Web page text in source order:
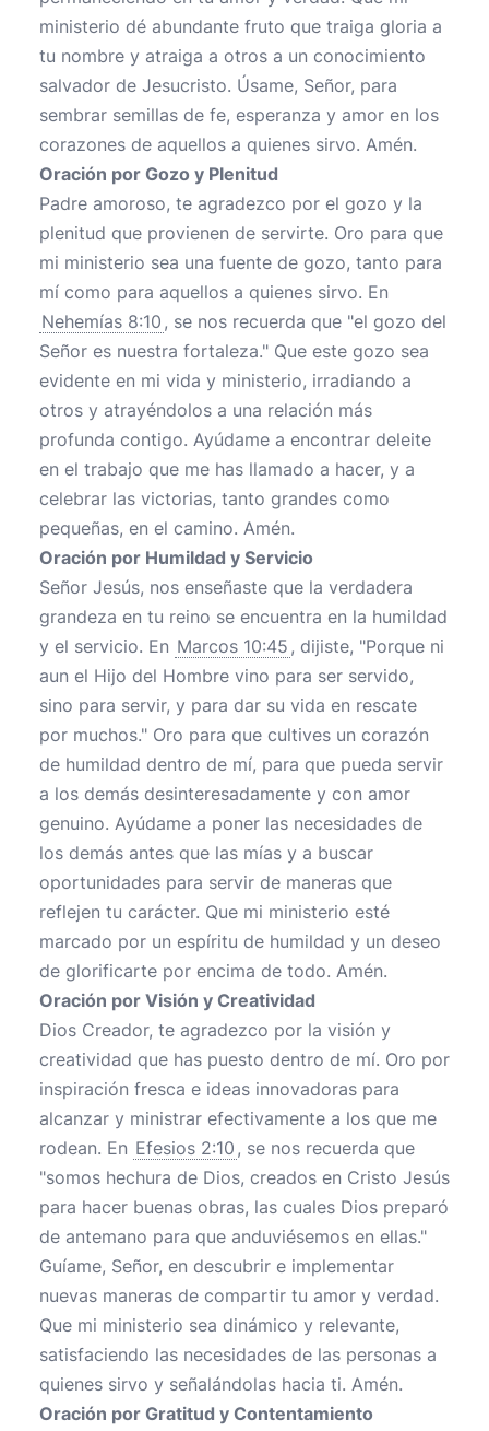
ministerio dé abundante fruto que traiga gloria a
tu nombre y atraiga a otros a un conocimiento
salvador de Jesucristo. Úsame, Señor, para
sembrar semillas de fe, esperanza y amor en los
corazones de aquellos a quienes sirvo. Amén.
Oración por Gozo y Plenitud
Padre amoroso, te agradezco por el gozo y la
plenitud que provienen de servirte. Oro para que
mi ministerio sea una fuente de gozo, tanto para
mí como para aquellos a quienes sirvo. En
Nehemías 8:10 , se nos recuerda que "el gozo del
Señor es nuestra fortaleza." Que este gozo sea
evidente en mi vida y ministerio, irradiando a
otros y atrayéndolos a una relación más
profunda contigo. Ayúdame a encontrar deleite
en el trabajo que me has llamado a hacer, y a
celebrar las victorias, tanto grandes como
pequeñas, en el camino. Amén.
Oración por Humildad y Servicio
Señor Jesús, nos enseñaste que la verdadera
grandeza en tu reino se encuentra en la humildad
y el servicio. En Marcos 10:45 , dijiste, "Porque ni
aun el Hijo del Hombre vino para ser servido,
sino para servir, y para dar su vida en rescate
por muchos." Oro para que cultives un corazón
de humildad dentro de mí, para que pueda servir
a los demás desinteresadamente y con amor
genuino. Ayúdame a poner las necesidades de
los demás antes que las mías y a buscar
oportunidades para servir de maneras que
reflejen tu carácter. Que mi ministerio esté
marcado por un espíritu de humildad y un deseo
de glorificarte por encima de todo. Amén.
Oración por Visión y Creatividad
Dios Creador, te agradezco por la visión y
creatividad que has puesto dentro de mí. Oro por
inspiración fresca e ideas innovadoras para
alcanzar y ministrar efectivamente a los que me
rodean. En Efesios 2:10 , se nos recuerda que
"somos hechura de Dios, creados en Cristo Jesús
para hacer buenas obras, las cuales Dios preparó
de antemano para que anduviésemos en ellas."
Guíame, Señor, en descubrir e implementar
nuevas maneras de compartir tu amor y verdad.
Que mi ministerio sea dinámico y relevante,
satisfaciendo las necesidades de las personas a
quienes sirvo y señalándolas hacia ti. Amén.
Oración por Gratitud y Contentamiento